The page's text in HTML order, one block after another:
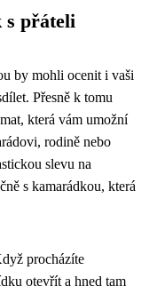
s přáteli
by mohli ocenit i vaši
Přesně k tomu
která vám umožní
rodině nebo
slevu na
s kamarádkou, která
procházíte
otevřít a hned tam